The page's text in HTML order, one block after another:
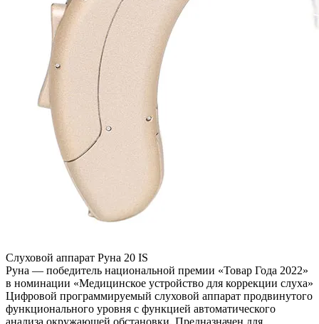
Слуховой аппарат Руна 20 IS
Руна — победитель национальной премии «Товар Года 2022»
в номинации «Медицинское устройство для коррекции слуха»
Цифровой программируемый слуховой аппарат продвинутого
функционального уровня с функцией автоматического